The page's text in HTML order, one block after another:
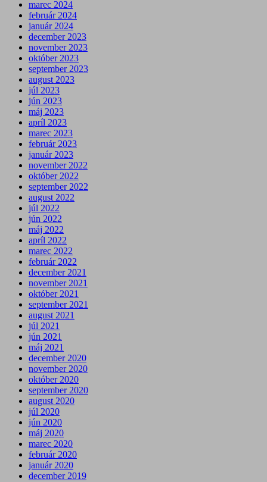
marec 2024
február 2024
január 2024
december 2023
november 2023
október 2023
september 2023
august 2023
júl 2023
jún 2023
máj 2023
apríl 2023
marec 2023
február 2023
január 2023
november 2022
október 2022
september 2022
august 2022
júl 2022
jún 2022
máj 2022
apríl 2022
marec 2022
február 2022
december 2021
november 2021
október 2021
september 2021
august 2021
júl 2021
jún 2021
máj 2021
december 2020
november 2020
október 2020
september 2020
august 2020
júl 2020
jún 2020
máj 2020
marec 2020
február 2020
január 2020
december 2019